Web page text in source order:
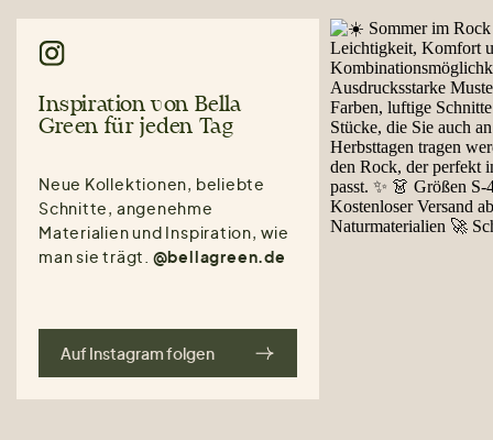
Inspiration von Bella
Green für jeden Tag
Neue Kollektionen, beliebte
Schnitte, angenehme
Materialien und Inspiration, wie
man sie trägt. @bellagreen.de
Auf Instagram folgen